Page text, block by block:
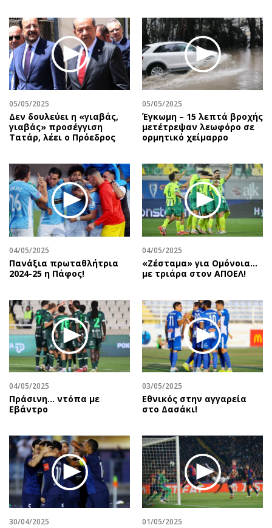
05/05/2025
Δεν δουλεύει η «γιαβάς,
γιαβάς» προσέγγιση
Τατάρ, λέει ο Πρόεδρος
05/05/2025
Έγκωμη – 15 λεπτά βροχής
μετέτρεψαν λεωφόρο σε
ορμητικό χείμαρρο
04/05/2025
Πανάξια πρωταθλήτρια
2024-25 η Πάφος!
04/05/2025
«Ζέσταμα» για Ομόνοια…
με τριάρα στον ΑΠΟΕΛ!
04/05/2025
Πράσινη... ντόπα με
Εβάντρο
03/05/2025
Εθνικός στην αγγαρεία
στο Δασάκι!
30/04/2025 01/05/2025